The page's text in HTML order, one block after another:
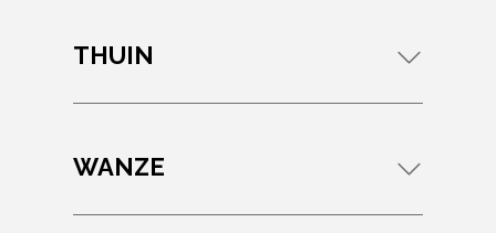
THUIN
WANZE